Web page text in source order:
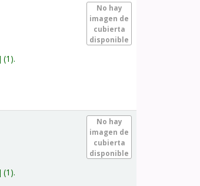
No hay
imagen de
cubierta
disponible
(1).
No hay
imagen de
cubierta
disponible
(1).